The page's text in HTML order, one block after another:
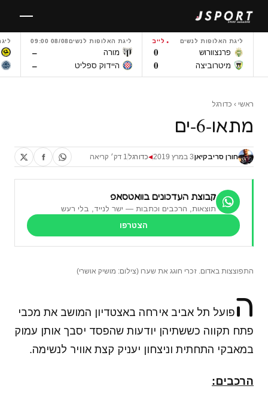
לתוכן
ליגת האלופות לנשים לייב
פרנצוורוש 0
מיטרוביצה 0
ליגת האלופות לנשים08/08 09:00
מורה –
היידוק ספליט –
ראשי › כדורגל
מתאו-6-ים
חורן סריבקיאן3 במרץ 2019 ◀כדורגל 1 דק׳ קריאה
קבוצת העדכונים בוואטסאפ
תוצאות, הרכבים וכתבות — ישר לנייד, בלי רעש
הצטרפו
התפוצצות באדום. זכרי חוגג את שערו (צילום: מושיק אושרי)
הפועל תל אביב אירחה באצטדיון המושב את מכבי
פתח תקווה כששתיהן יודעות שהפסד יסבך אותן עמוק
במאבקי התחתית וניצחון יעניק קצת אוויר לנשימה.
הרכבים: